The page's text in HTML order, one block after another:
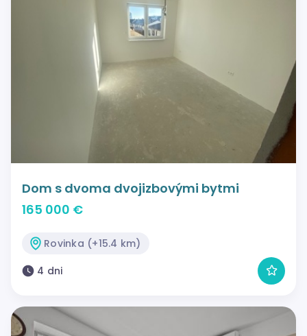
Dom s dvoma dvojizbovými bytmi
165 000 €
Rovinka (+15.4 km)
4 dni